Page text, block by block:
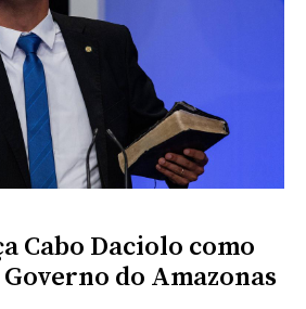
Cabo Daciolo como
do Amazonas